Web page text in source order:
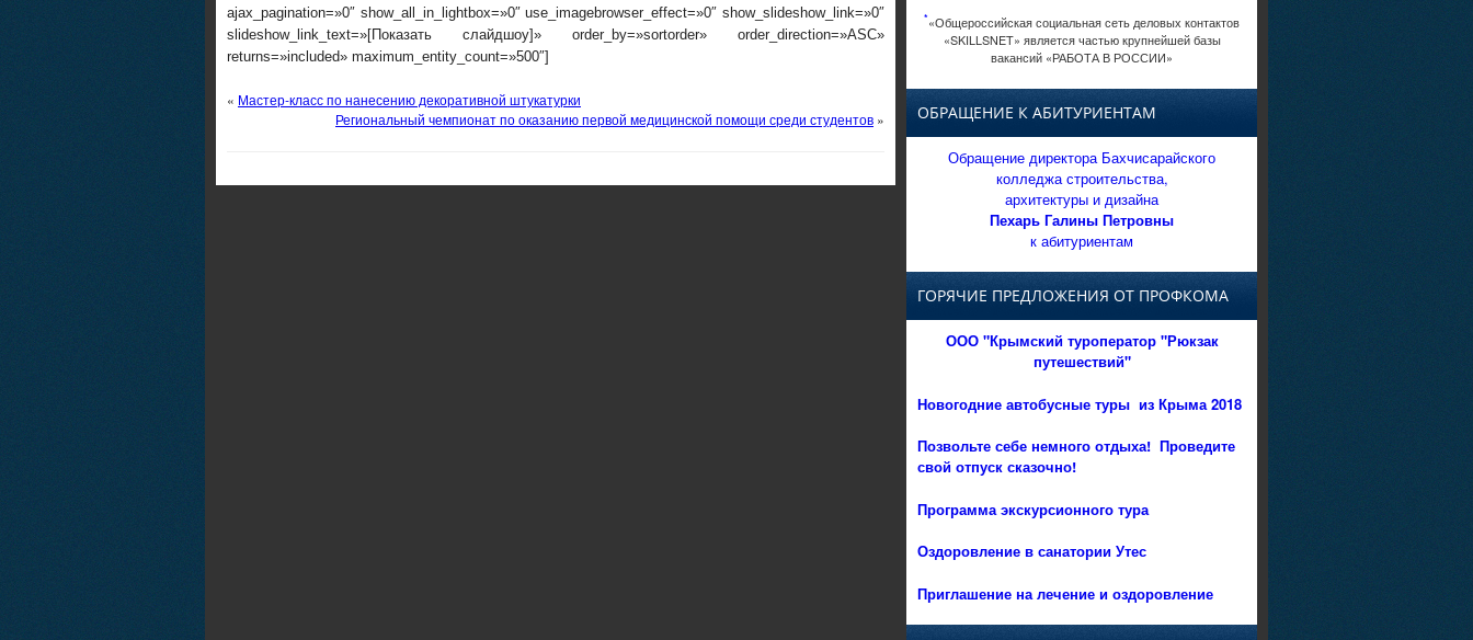
ajax_pagination=»0″ show_all_in_lightbox=»0″ use_imagebrowser_effect=»0″ show_slideshow_link=»0″
slideshow_link_text=»[Показать слайдшоу]» order_by=»sortorder» order_direction=»ASC»
returns=»included» maximum_entity_count=»500″]
« Мастер-класс по нанесению декоративной штукатурки
Региональный чемпионат по оказанию первой медицинской помощи среди студентов »
*«Общероссийская социальная сеть деловых контактов
«SKILLSNET» является частью крупнейшей базы
вакансий «РАБОТА В РОССИИ»
ОБРАЩЕНИЕ К АБИТУРИЕНТАМ
Обращение директора Бахчисарайского
колледжа строительства,
архитектуры и дизайна
Пехарь Галины Петровны
к абитуриентам
ГОРЯЧИЕ ПРЕДЛОЖЕНИЯ ОТ ПРОФКОМА
ООО "Крымский туроператор "Рюкзак
путешествий"
Новогодние автобусные туры из Крыма 2018
Позвольте себе немного отдыха! Проведите
свой отпуск сказочно!
Программа экскурсионного тура
Оздоровление в санатории Утес
Приглашение на лечение и оздоровление